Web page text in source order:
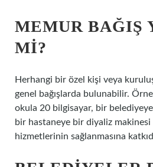
MEMUR BAĞIŞ
MI?
Herhangi bir özel kişi veya
genel bağışlarda bulunabilir.
okula 20 bilgisayar, bir
bir hastaneye bir diyaliz makinesi
hizmetlerinin sağlanmasına